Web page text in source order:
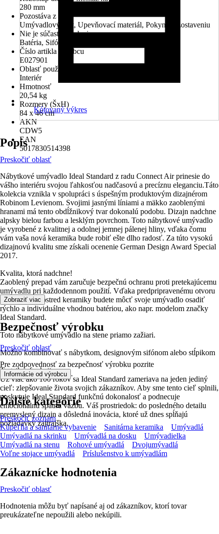
280 mm
Pozostáva z
Umývadlový pult, Upevňovací materiál, Pokyny k zostaveniu
Nie je súčasťou balenia
Batéria, Sifón
Číslo artikla výrobcu
E027901
Oblasť použitia
Interiér
Hmotnosť
20,54 kg
Rozmery (ŠxH)
84 x 46 cm
AKN
CDW5
EAN
5017830514398
Kótovaný výkres
Popis
Preskočiť oblasť
Nábytkové umývadlo Ideal Standard z radu Connect Air prinesie do
vášho interiéru svojou ľahkosťou nadčasovú a precíznu eleganciu.Táto
kolekcia vznikla v spolupráci s úspešným produktovým dizajnérom
Robinom Levienom. Svojimi jasnými líniami a mäkko zaoblenými
hranami má tento obdĺžnikový tvar dokonalú podobu. Dizajn nadchne
alpsky bielou farbou a lesklým povrchom. Toto nábytkové umývadlo
je vyrobené z kvalitnej a odolnej jemnej pálenej hliny, vďaka čomu
vám vaša nová keramika bude robiť ešte dlho radosť. Za túto vysokú
dizajnovú kvalitu sme získali ocenenie German Design Award Special
2017.
Kvalita, ktorá nadchne!
Zaoblený prepad vám zaručuje bezpečnú ochranu proti pretekajúcemu
umývadlu pri každodennom použití. Vďaka predpripravenému otvoru
na batérie uprostred keramiky budete môcť svoje umývadlo osadiť
rýchlo a individuálne vhodnou batériou, ako napr. modelom značky
Ideal Standard.
Toto nábytkové umývadlo na stene priamo zažiari.
Možno kombinovať s nábytkom, designovým sifónom alebo stĺpikom
Together for better
Už viac ako 100 rokov sa Ideal Standard zameriava na jeden jediný
cieľ: zlepšovanie života svojich zákazníkov. Aby sme tento cieľ splnili,
poskytuje Ideal Standard funkčnú dokonalosť a podnecuje
emocionálnu spätnú väzbu. Váš prostriedok: do posledného detailu
premyslený dizajn a dôsledná inovácia, ktoré už dnes spĺňajú
požiadavky zajtrajška.
Zobraziť viac
Bezpečnosť výrobku
Preskočiť oblasť
Pre zodpovednosť za bezpečnosť výrobku pozrite
Informácie od výrobcu .
Ďalšie kategórie
Preskočiť zoznam
Kúpeľňa a sanitárne vybavenie
Sanitárna keramika
Umývadlá
Umývadlá na skrinku
Umývadlá na dosku
Umývadielka
Umývadlá na stenu
Rohové umývadlá
Dvojumývadlá
Voľne stojace umývadlá
Príslušenstvo k umývadlám
Zákaznícke hodnotenia
Preskočiť oblasť
Hodnotenia môžu byť napísané aj od zákazníkov, ktorí tovar
preukázateľne nepoužili alebo nekúpili.